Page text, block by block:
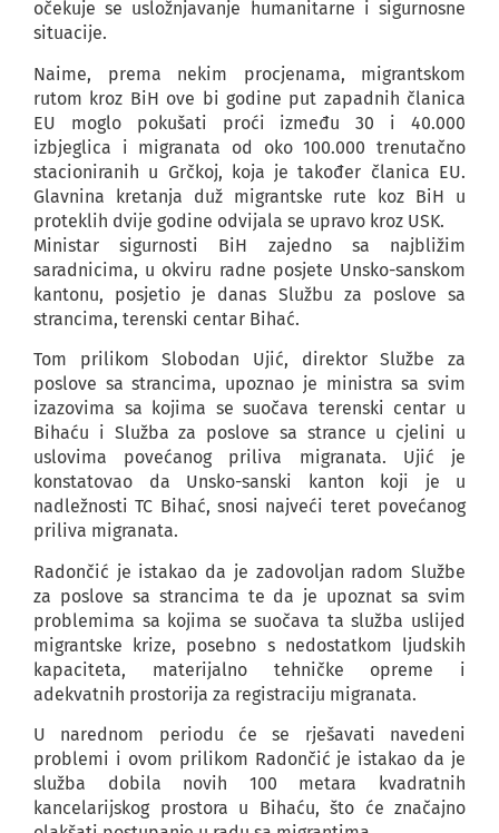
očekuje se usložnjavanje humanitarne i sigurnosne
situacije.
Naime, prema nekim procjenama, migrantskom
rutom kroz BiH ove bi godine put zapadnih članica
EU moglo pokušati proći između 30 i 40.000
izbjeglica i migranata od oko 100.000 trenutačno
stacioniranih u Grčkoj, koja je također članica EU.
Glavnina kretanja duž migrantske rute koz BiH u
proteklih dvije godine odvijala se upravo kroz USK.
Ministar sigurnosti BiH zajedno sa najbližim
saradnicima, u okviru radne posjete Unsko-sanskom
kantonu, posjetio je danas Službu za poslove sa
strancima, terenski centar Bihać.
Tom prilikom Slobodan Ujić, direktor Službe za
poslove sa strancima, upoznao je ministra sa svim
izazovima sa kojima se suočava terenski centar u
Bihaću i Služba za poslove sa strance u cjelini u
uslovima povećanog priliva migranata. Ujić je
konstatovao da Unsko-sanski kanton koji je u
nadležnosti TC Bihać, snosi najveći teret povećanog
priliva migranata.
Radončić je istakao da je zadovoljan radom Službe
za poslove sa strancima te da je upoznat sa svim
problemima sa kojima se suočava ta služba uslijed
migrantske krize, posebno s nedostatkom ljudskih
kapaciteta, materijalno tehničke opreme i
adekvatnih prostorija za registraciju migranata.
U narednom periodu će se rješavati navedeni
problemi i ovom prilikom Radončić je istakao da je
služba dobila novih 100 metara kvadratnih
kancelarijskog prostora u Bihaću, što će značajno